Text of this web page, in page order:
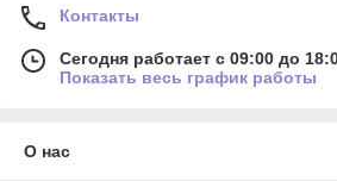
Контакты
Сегодня работает с 09:00 до
Показать весь график работы
О нас